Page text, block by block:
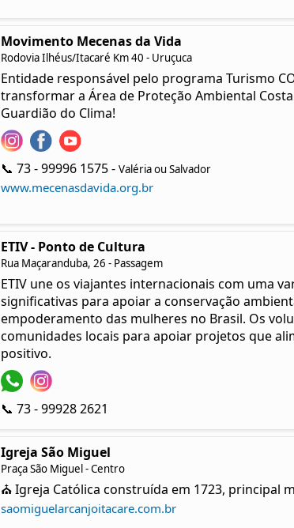
Movimento Mecenas da Vida
Rodovia Ilhéus/Itacaré Km 40 - Uruçuca
Entidade responsável pelo programa Turismo
transformar a Área de Proteção Ambiental
Guardião do Clima!
📞 73 - 99996 1575 - Valéria ou Salvador
www.mecenasdavida.org.br
ETIV - Ponto de Cultura
Rua Maçaranduba, 26 - Passagem
ETIV une os viajantes internacionais com uma
significativas para apoiar a conservação
empoderamento das mulheres no Brasil. Os
comunidades locais para apoiar projetos que
positivo.
📞 73 - 99928 2621
Igreja São Miguel
Praça São Miguel - Centro
⛪ Igreja Católica construída em 1723, principal
saomiguelarcanjoitacare.com.br